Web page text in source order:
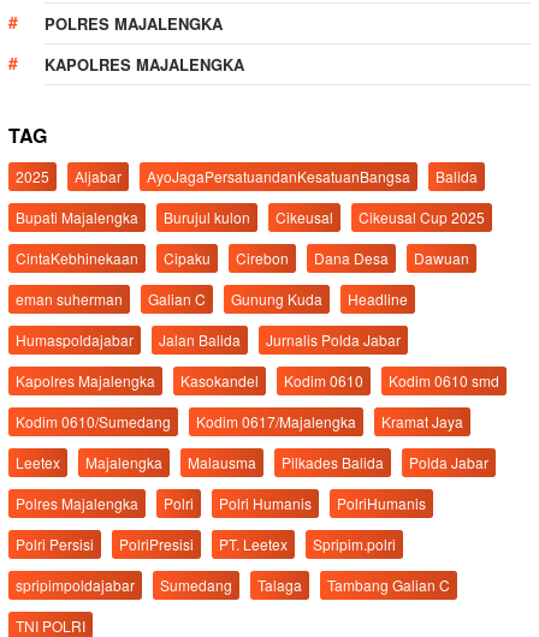
POLRES MAJALENGKA
KAPOLRES MAJALENGKA
TAG
2025 Aljabar AyoJagaPersatuandanKesatuanBangsa
Balida
Bupati Majalengka
Burujul kulon Cikeusal
Cikeusal Cup 2025
CintaKebhinekaan
Cipaku Cirebon Dana Desa
Dawuan
eman suherman
Galian C Gunung Kuda
Headline
Humaspoldajabar
Jalan Balida
Jurnalis Polda Jabar
Kapolres Majalengka
Kasokandel Kodim 0610
Kodim 0610 smd
Kodim 0610/Sumedang
Kodim 0617/Majalengka
Kramat Jaya
Leetex
Majalengka Malausma Pilkades Balida
Polda Jabar
Polres Majalengka
Polri Polri Humanis
PolriHumanis
Polri Persisi
PolriPresisi PT. Leetex
Spripim.polri
spripimpoldajabar
Sumedang Talaga
Tambang Galian C
TNI POLRI